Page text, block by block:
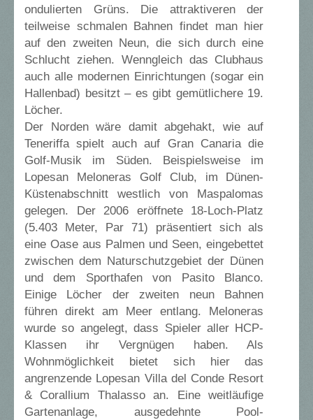
ondulierten Grüns. Die attraktiveren der
teilweise schmalen Bahnen findet man hier
auf den zweiten Neun, die sich durch eine
Schlucht ziehen. Wenngleich das Clubhaus
auch alle modernen Einrichtungen (sogar ein
Hallenbad) besitzt – es gibt gemütlichere 19.
Löcher.
Der Norden wäre damit abgehakt, wie auf
Teneriffa spielt auch auf Gran Canaria die
Golf-Musik im Süden. Beispielsweise im
Lopesan Meloneras Golf Club, im Dünen-
Küstenabschnitt westlich von Maspalomas
gelegen. Der 2006 eröffnete 18-Loch-Platz
(5.403 Meter, Par 71) präsentiert sich als
eine Oase aus Palmen und Seen, eingebettet
zwischen dem Naturschutzgebiet der Dünen
und dem Sporthafen von Pasito Blanco.
Einige Löcher der zweiten neun Bahnen
führen direkt am Meer entlang. Meloneras
wurde so angelegt, dass Spieler aller HCP-
Klassen ihr Vergnügen haben. Als
Wohnmöglichkeit bietet sich hier das
angrenzende Lopesan Villa del Conde Resort
& Corallium Thalasso an. Eine weitläufige
Gartenanlage, ausgedehnte Pool-